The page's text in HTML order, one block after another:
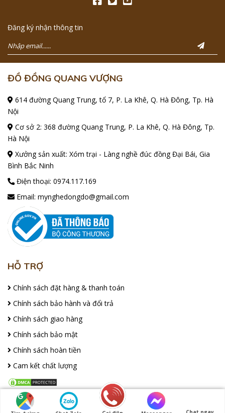
Đăng ký nhận thông tin
ĐỒ ĐỒNG QUANG VƯỢNG
614 đường Quang Trung, tổ 7, P. La Khê, Q. Hà Đông, Tp. Hà
Nội
Cơ sở 2: 368 đường Quang Trung, P. La Khê, Q. Hà Đông, Tp.
Hà Nội
Xưởng sản xuất: Xóm trại - Làng nghề đúc đồng Đại Bái, Gia
Bình Bắc Ninh
Điện thoại: 0974.117.169
Email: mynghedongdo@gmail.com
HỖ TRỢ
Chính sách đặt hàng & thanh toán
Chính sách bảo hành và đổi trả
Chính sách giao hàng
Chính sách bảo mật
Chính sách hoàn tiền
Cam kết chất lượng
FACEBOOK